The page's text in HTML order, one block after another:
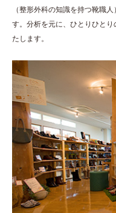
（整形外科の知識を持つ靴職
す。分析を元に、ひとりひと
たします。